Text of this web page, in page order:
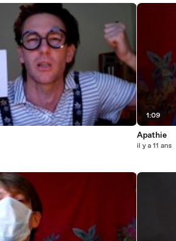
1:09
Apathie
il y a 11 ans